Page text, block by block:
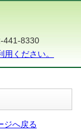
441-8330
ください。
ジへ戻る